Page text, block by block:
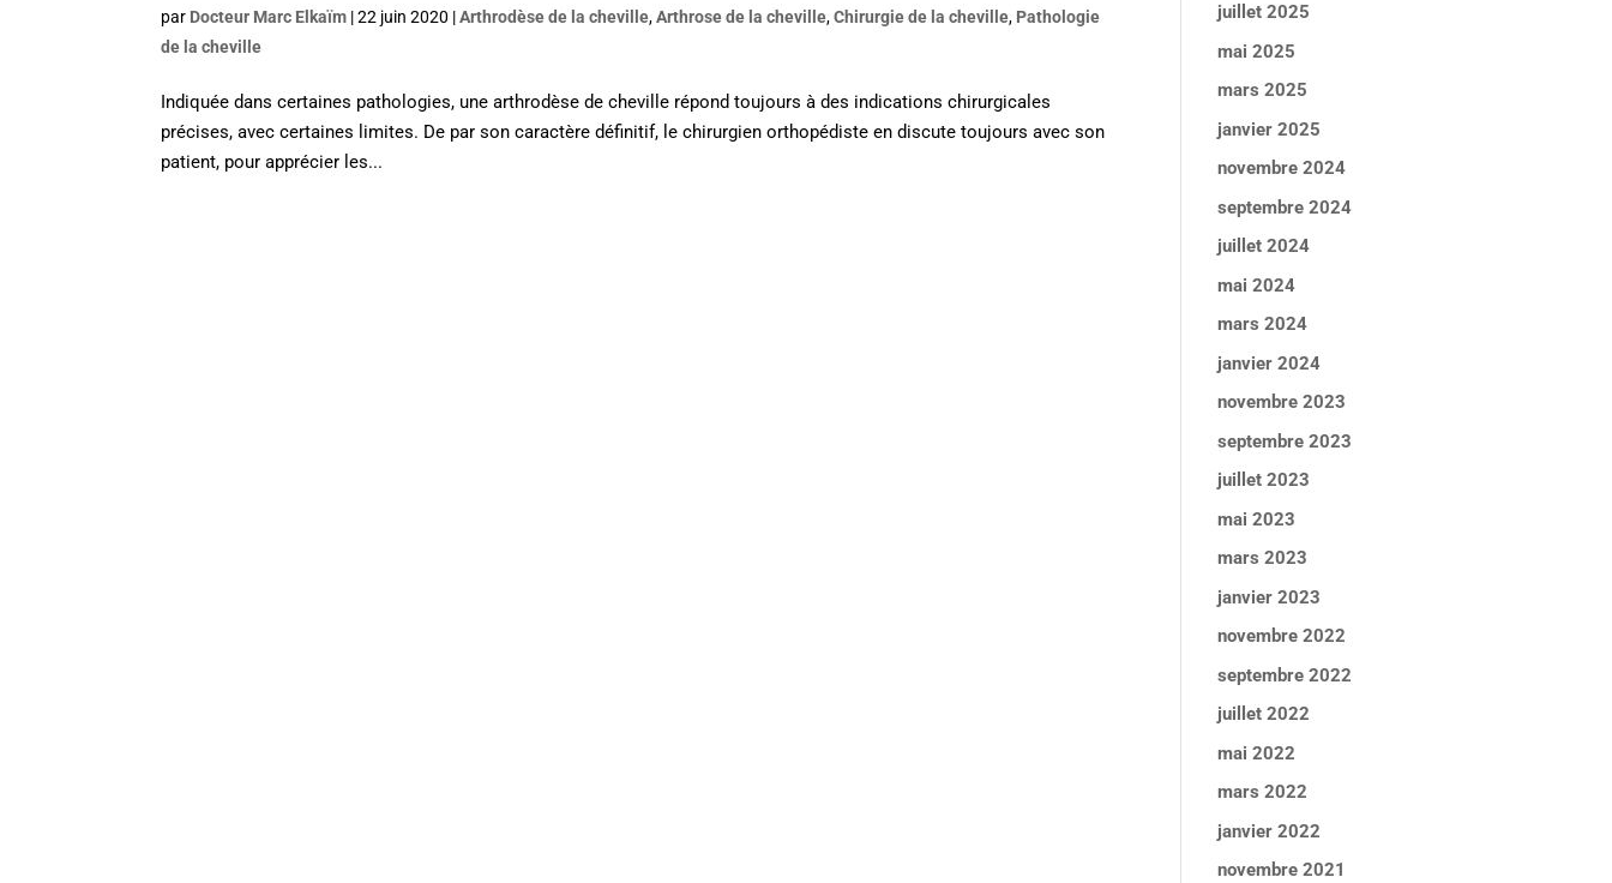
par Docteur Marc Elkaïm |22 juin 2020 |Arthrodèse de la cheville,Arthrose de la cheville,Chirurgie de la cheville, Pathologie
de la cheville
Indiquée dans certaines pathologies, une arthrodèse de cheville répond toujours à des indications chirurgicales
précises, avec certaines limites. De par son caractère définitif, le chirurgien orthopédiste en discute toujours avec son
patient, pour apprécier les...
juillet 2025
mai 2025
mars 2025
janvier 2025
novembre 2024
septembre 2024
juillet 2024
mai 2024
mars 2024
janvier 2024
novembre 2023
septembre 2023
juillet 2023
mai 2023
mars 2023
janvier 2023
novembre 2022
septembre 2022
juillet 2022
mai 2022
mars 2022
janvier 2022
novembre 2021